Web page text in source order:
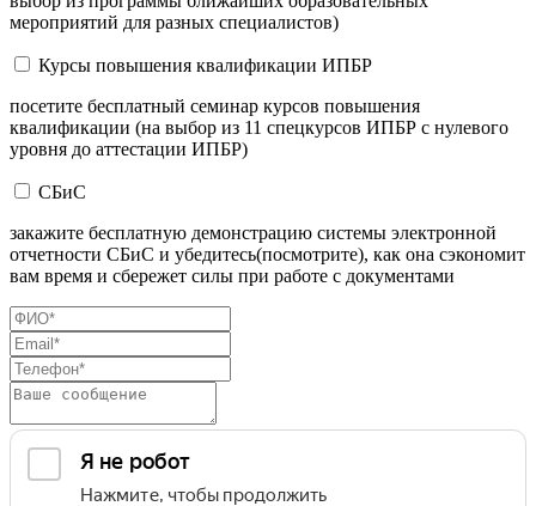
мероприятий для разных специалистов)
Курсы повышения квалификации ИПБР
посетите бесплатный семинар курсов повышения
квалификации (на выбор из 11 спецкурсов ИПБР с нулевого
уровня до аттестации ИПБР)
СБиС
закажите бесплатную демонстрацию системы электронной
отчетности СБиС и убедитесь(посмотрите), как она сэкономит
вам время и сбережет силы при работе с документами